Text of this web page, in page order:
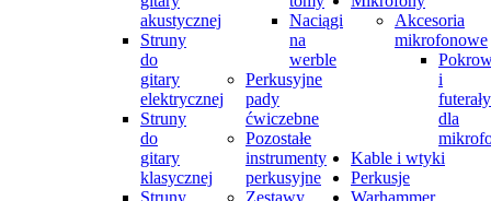
akustycznej
Struny
do
gitary
elektrycznej
Struny
do
gitary
klasycznej
Naciągi
na
werble
Perkusyjne
pady
ćwiczebne
Pozostałe
instrumenty
perkusyjne
Akcesoria
mikrofonowe
i
futerały
dla
Kable i wtyki
Perkusje